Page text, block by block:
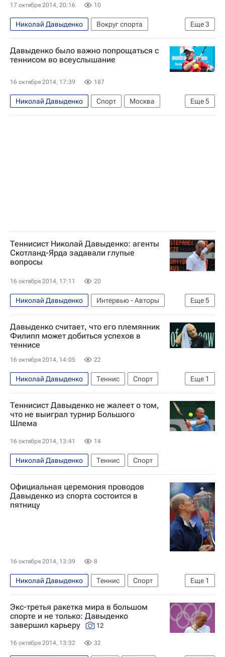
17 октября 2014, 20:16 10
Еще3
Николай Давыденко
Вокруг спорта
Теннис
Спорт Кубок Кремля ATP/WTA
Давыденко было важно попрощаться с
теннисом во всеуслышание
16 октября 2014, 17:39 187
Еще5
Николай Давыденко Спорт
Москва
Центральный ФО
Весь мир
Европа
Теннисист Николай Давыденко: агенты
Скотланд-Ярда задавали глупые
вопросы
16 октября 2014, 17:11 20
Еще5
Николай Давыденко
Интервью - Авторы
Аналитика
Теннис
Спорт
Рафаэль Надаль
Роджер Федерер
Давыденко считает, что его племянник
Филипп может добиться успехов в
теннисе
16 октября 2014, 14:05 22
Еще 1
Николай Давыденко Теннис
Спорт
Филипп Давыденко
Теннисист Давыденко не жалеет о том,
что не выиграл турнир Большого
Шлема
16 октября 2014, 13:41 14
Николай Давыденко Теннис Спорт
Официальная церемония проводов
Давыденко из спорта состоится в
пятницу
16 октября 2014, 13:39 8
Еще 1
Николай Давыденко Теннис
Спорт
Кубок Кремля ATP/WTA
Экс-третья ракетка мира в большом
спорте и не только: Давыденко
завершил карьеру
12
16 октября 2014, 13:32 32